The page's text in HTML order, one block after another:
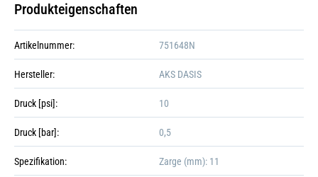
Produkteigenschaften
Artikelnummer: 751648N
Hersteller: AKS DASIS
Druck [psi]: 10
Druck [bar]: 0,5
Spezifikation: Zarge (mm): 11